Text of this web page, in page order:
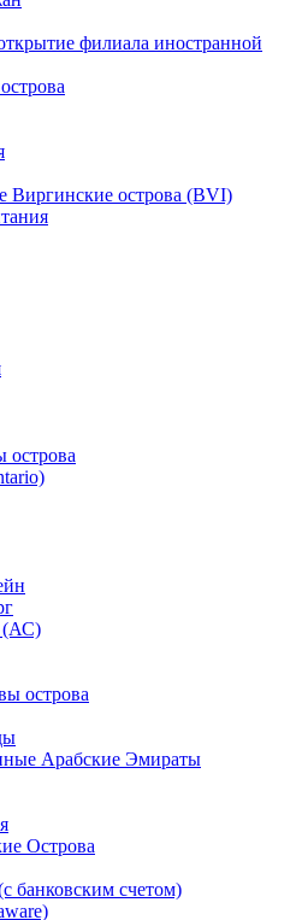
филиала иностранной
Виргинские острова (BVI)
острова
(АС)
острова
Арабские Эмираты
Острова
банковским счетом)